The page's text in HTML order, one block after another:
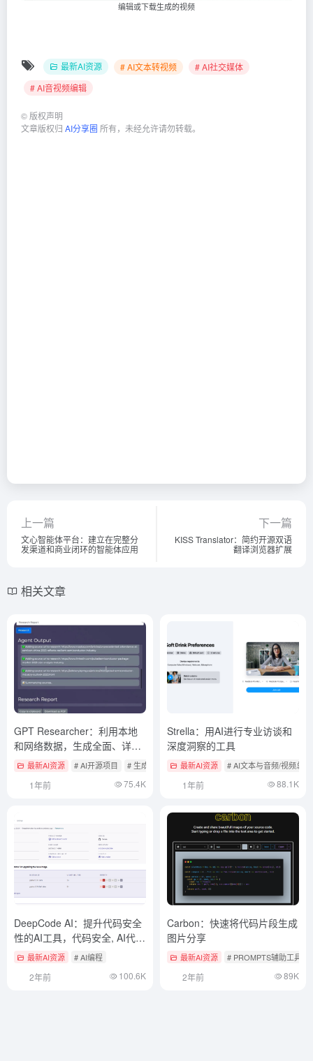
编辑或下载生成的视频
最新AI资源 # AI文本转视频
# AI社交媒体
# AI音视频编辑
© 版权声明
文章版权归 AI分享圈 所有，未经允许请勿转载。
上一篇
文心智能体平台：建立在完整分
发渠道和商业闭环的智能体应用
下一篇
KISS Translator：简约开源双语
翻译浏览器扩展
相关文章
GPT Researcher：利用本地
和网络数据，生成全面、详实
的研究报告
最新AI资源 # AI开源项目 # 生成深度研究报告
1年前 75.4K
Strella：用AI进行专业访谈和
深度洞察的工具
最新AI资源 # AI文本与音频/视频总
1年前 88.1K
DeepCode AI：提升代码安全
性的AI工具，代码安全, AI代码
审查,自动修复漏洞
最新AI资源 # AI编程
2年前 100.6K
Carbon：快速将代码片段生成
图片分享
最新AI资源 # PROMPTS辅助工具
2年前 89K